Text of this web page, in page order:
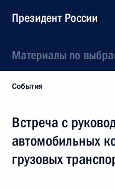
Президент России
Материалы по
События
Встреча с
автомобильных
грузовых